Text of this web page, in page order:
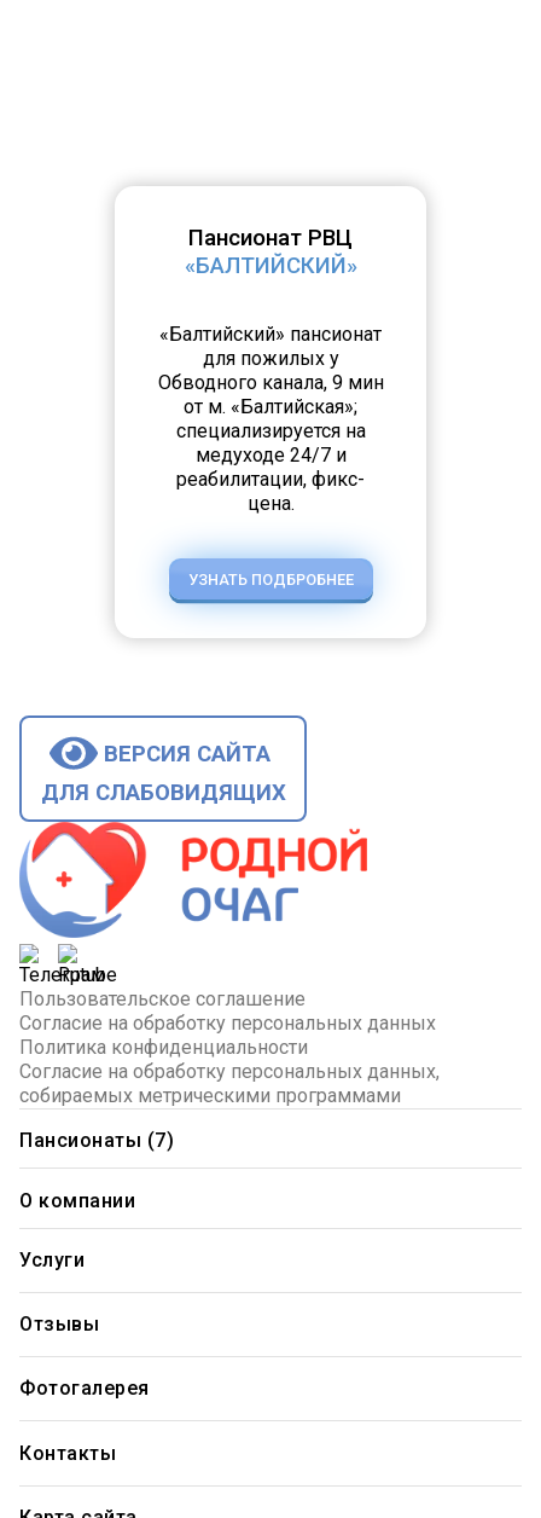
Пансионат РВЦ
«БАЛТИЙСКИЙ»
«Балтийский» пансионат
для пожилых у
Обводного канала, 9 мин
от м. «Балтийская»;
специализируется на
медуходе 24/7 и
реабилитации, фикс-
цена.
УЗНАТЬ ПОДБРОБНЕЕ
ВЕРСИЯ САЙТА
ДЛЯ СЛАБОВИДЯЩИХ
Пользовательское соглашение
Согласие на обработку персональных данных
Политика конфиденциальности
Согласие на обработку персональных данных,
собираемых метрическими программами
Пансионаты (7)
Пансионат "Щелково"
Пансионат "Лесное"
Пансионат "Озерный"
Пансионат в Волгограде
О компании
Отзывы
Стоимость услуг
Услуги для постояльцев
Порядок оформления
Госпрограмма ИППСУ
Услуги
Отзывы
Фотогалерея
Контакты